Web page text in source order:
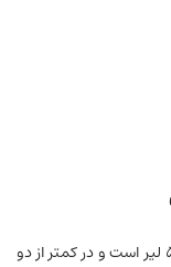
هزینه اداری صدور مجوز معمولاً بین ۳,۰۰۰ تا ۵,۰۰۰ لیر است و در کمتر از دو